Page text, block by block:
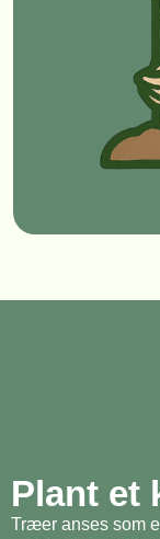
Plant et
Træer anses som